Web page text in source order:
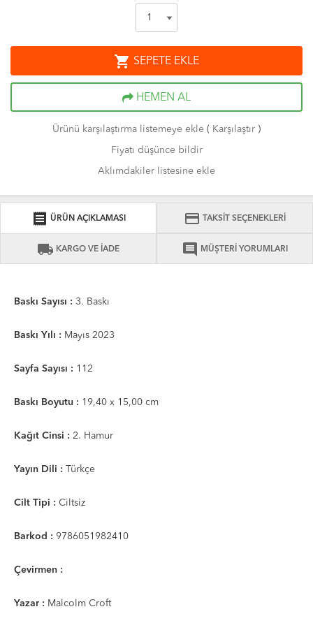
shopping_cart SEPETE EKLE
HEMEN AL
Ürünü karşılaştırma listemeye ekle ( Karşılaştır )
Fiyatı düşünce bildir
Aklımdakiler listesine ekle
receipt ÜRÜN AÇIKLAMASI credit_card TAKSİT SEÇENEKLERİ
local_shipping KARGO VE İADE comment MÜŞTERİ YORUMLARI
Baskı Sayısı : 3. Baskı
Baskı Yılı : Mayıs 2023
Sayfa Sayısı : 112
Baskı Boyutu : 19,40 x 15,00 cm
Kağıt Cinsi : 2. Hamur
Yayın Dili : Türkçe
Cilt Tipi : Ciltsiz
Barkod : 9786051982410
Çevirmen :
Yazar : Malcolm Croft